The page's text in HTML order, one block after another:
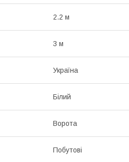
2.2 м
3 м
Україна
Білий
Ворота
Побутові